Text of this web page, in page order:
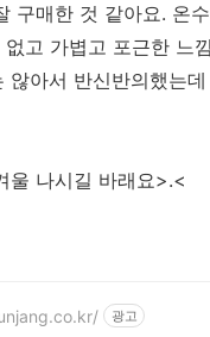
구매한 것 같아요. 온
없고 가볍고 포근한 느
않아서 반신반의했는
울 나시길 바래요>.<
광고